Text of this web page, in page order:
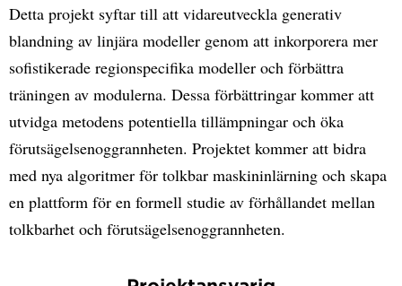
Detta projekt syftar till att vidareutveckla generativ
blandning av linjära modeller genom att inkorporera mer
sofistikerade regionspecifika modeller och förbättra
träningen av modulerna. Dessa förbättringar kommer att
utvidga metodens potentiella tillämpningar och öka
förutsägelsenoggrannheten. Projektet kommer att bidra
med nya algoritmer för tolkbar maskininlärning och skapa
en plattform för en formell studie av förhållandet mellan
tolkbarhet och förutsägelsenoggrannheten.